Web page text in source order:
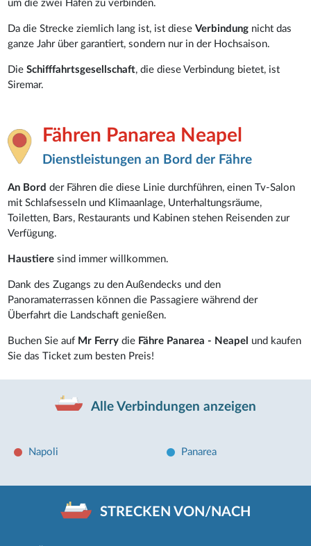
um die zwei Häfen zu verbinden.
Da die Strecke ziemlich lang ist, ist dieseVerbindung nicht das
ganze Jahr über garantiert, sondern nur in der Hochsaison.
DieSchifffahrtsgesellschaft, die diese Verbindung bietet, ist
Siremar.
Fähren Panarea Neapel
Dienstleistungen an Bord der Fähre
An Bord der Fähren die diese Linie durchführen, einen Tv-Salon
mit Schlafsesseln und Klimaanlage, Unterhaltungsräume,
Toiletten, Bars, Restaurants und Kabinen stehen Reisenden zur
Verfügung.
Haustiere sind immer willkommen.
Dank des Zugangs zu den Außendecks und den
Panoramaterrassen können die Passagiere während der
Überfahrt die Landschaft genießen.
Buchen Sie auf Mr Ferry die Fähre Panarea - Neapel und kaufen
Sie das Ticket zum besten Preis!
Alle Verbindungen anzeigen
Napoli Panarea
STRECKEN VON/NACH